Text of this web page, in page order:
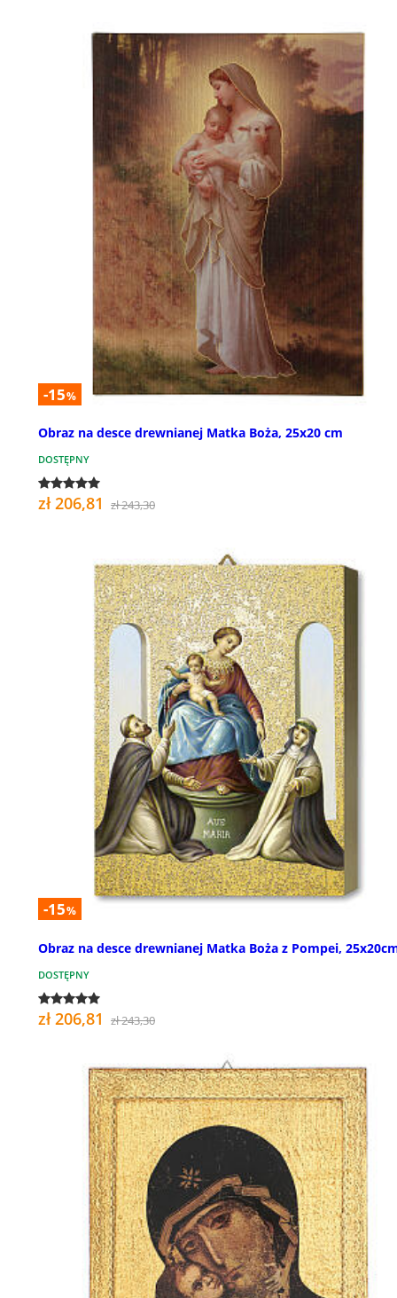
-15%
Obraz na desce drewnianej Matka Boża, 25x20 cm
DOSTĘPNY
zł 206,81 zł 243,30
-15%
Obraz na desce drewnianej Matka Boża z Pompei,
DOSTĘPNY
zł 206,81 zł 243,30